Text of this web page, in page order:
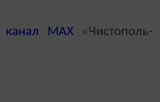
канал MAX«Чистополь-